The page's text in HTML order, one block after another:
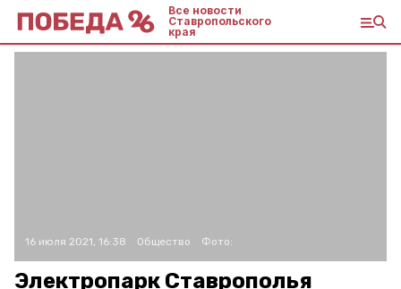
Все новости
Ставропольского
края
16 июля 2021, 16:38 Общество Фото:
Электропарк Ставрополья